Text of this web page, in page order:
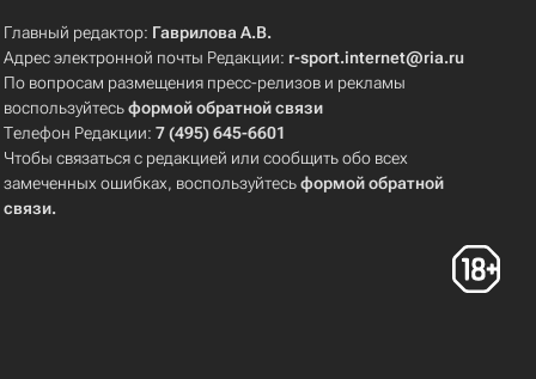
Главный редактор: Гаврилова А.В.
Адрес электронной почты Редакции: r-sport.internet@ria.ru
По вопросам размещения пресс-релизов и рекламы
воспользуйтесьформой обратной связи
Телефон Редакции:7 (495) 645-6601
Чтобы связаться с редакцией или сообщить обо всех
замеченных ошибках, воспользуйтесьформой обратной
связи.